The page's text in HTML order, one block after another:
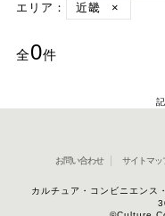
エリア：
近畿 ×
全0件
お問い合わせ サイトマッ
カルチュア・コンビニエン